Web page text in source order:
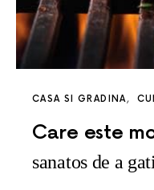
CASA SI GRADINA
Care este
sanatos de a